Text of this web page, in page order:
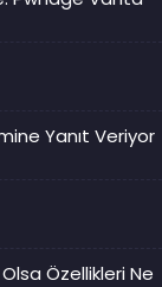
Yanıt Veriyor
Özellikleri Ne